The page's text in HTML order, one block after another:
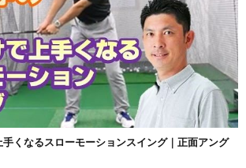
くなるスローモーションスイング｜正面アング